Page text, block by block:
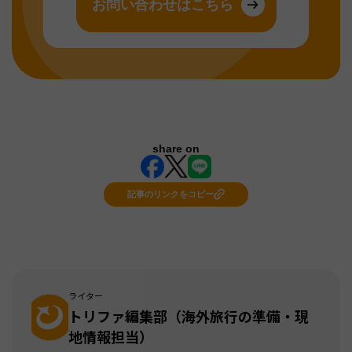
お問い合わせはこちら
share on
記事のリンクをコピー
ライター
トリファ編集部（海外旅行の準備・現
地情報担当）